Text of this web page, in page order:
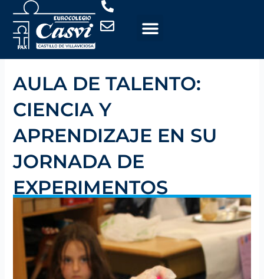
contenido
AULA DE TALENTO:
CIENCIA Y
APRENDIZAJE EN SU
JORNADA DE
EXPERIMENTOS